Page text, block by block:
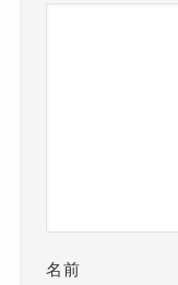
名前